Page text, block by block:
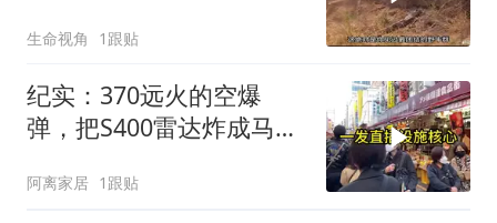
生命视角 1跟贴
纪实：370远火的空爆
弹，把S400雷达炸成马蜂
了
阿离家居 1跟贴